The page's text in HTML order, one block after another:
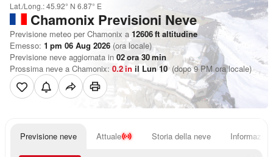
Lat./Long.:45.92° N 6.87° E
Chamonix Previsioni Neve
Previsione meteo per Chamonix a 12606ft altitudine
Emesso: 1 pm 06 Aug 2026 (ora locale)
Previsione neve aggiornata in 02ora30min
Prossima neve a Chamonix: 0.2in il Lun 10 (dopo 9 PM ora locale)
Previsione neve Attuale Storia della neve